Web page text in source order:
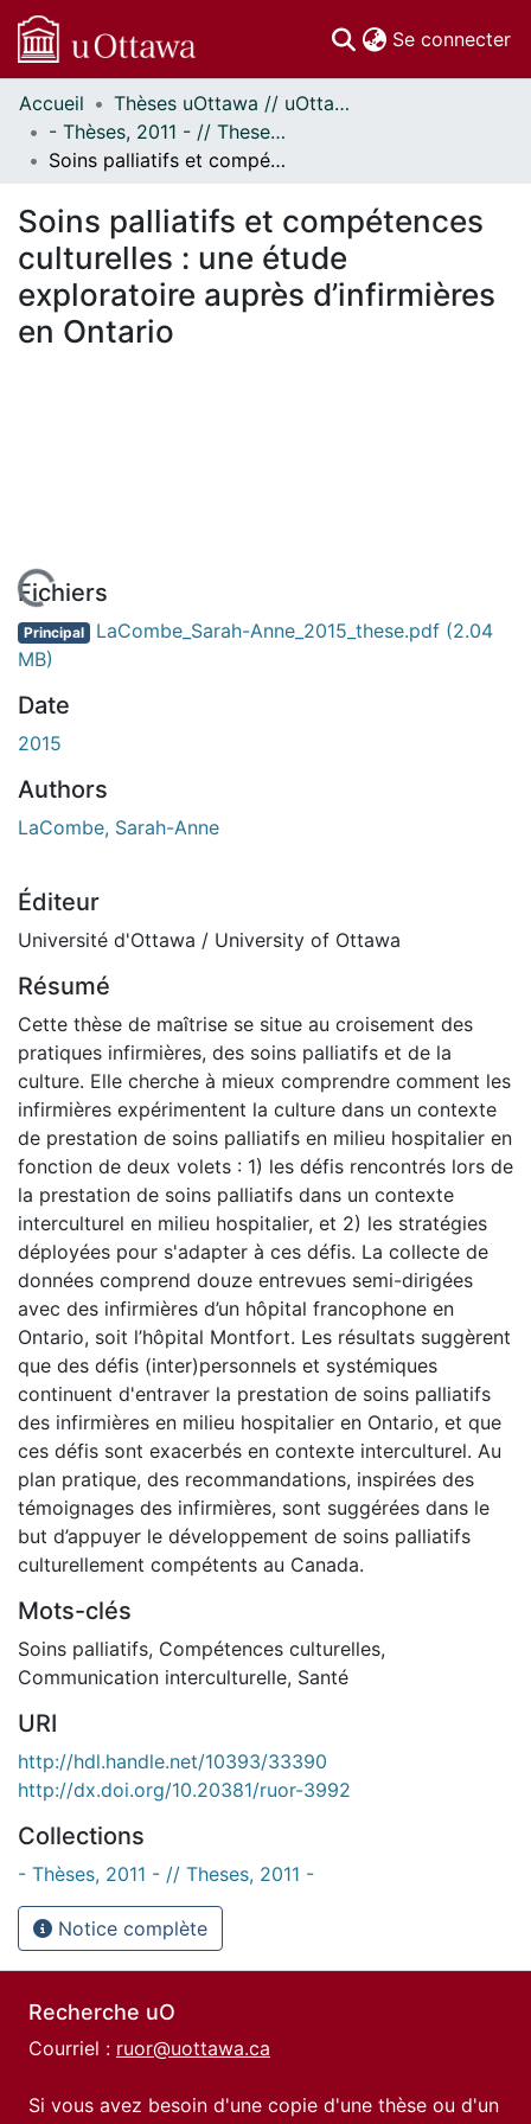
Se connecter
Communautés
et collections
Parcourir
À propos
Accueil
Thèses uOttawa // uOttawa Theses
- Thèses, 2011 - // Theses, 2011 -
Soins palliatifs et compétences culturelles : une étude exploratoire auprès d’infirmières en Ontario
Soins palliatifs et compétences
culturelles : une étude
exploratoire auprès d’infirmières
en Ontario
En cours de chargement...
Fichiers
Principal LaCombe_Sarah-Anne_2015_these.pdf (2.04
MB)
Date
2015
Authors
LaCombe, Sarah-Anne
Éditeur
Université d'Ottawa / University of Ottawa
Résumé
Cette thèse de maîtrise se situe au croisement des
pratiques infirmières, des soins palliatifs et de la
culture. Elle cherche à mieux comprendre comment les
infirmières expérimentent la culture dans un contexte
de prestation de soins palliatifs en milieu hospitalier en
fonction de deux volets : 1) les défis rencontrés lors de
la prestation de soins palliatifs dans un contexte
interculturel en milieu hospitalier, et 2) les stratégies
déployées pour s'adapter à ces défis. La collecte de
données comprend douze entrevues semi-dirigées
avec des infirmières d’un hôpital francophone en
Ontario, soit l’hôpital Montfort. Les résultats suggèrent
que des défis (inter)personnels et systémiques
continuent d'entraver la prestation de soins palliatifs
des infirmières en milieu hospitalier en Ontario, et que
ces défis sont exacerbés en contexte interculturel. Au
plan pratique, des recommandations, inspirées des
témoignages des infirmières, sont suggérées dans le
but d’appuyer le développement de soins palliatifs
culturellement compétents au Canada.
Mots-clés
Soins palliatifs, Compétences culturelles,
Communication interculturelle, Santé
URI
http://hdl.handle.net/10393/33390
http://dx.doi.org/10.20381/ruor-3992
Collections
- Thèses, 2011 - // Theses, 2011 -
Notice complète
Recherche uO
Courriel : ruor@uottawa.ca
Si vous avez besoin d'une copie d'une thèse ou d'un